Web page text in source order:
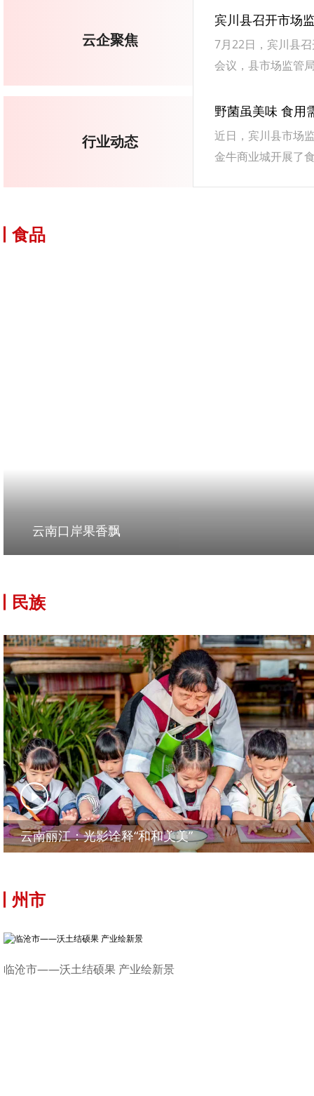
云企聚焦
行业动态
宾川县召开市场
7月22日，宾川县
会议，县市场监管
野菌虽美味 食用
近日，宾川县市场
金牛商业城开展了
食品
云南口岸果香飘
民族
云南丽江：光影诠释“和和美美”
州市
临沧市——沃土结硕果 产业绘新景